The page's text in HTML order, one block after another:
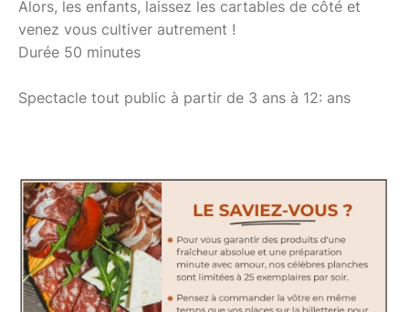
Alors, les enfants, laissez les cartables de côté et
venez vous cultiver autrement !
Durée 50 minutes
Spectacle tout public à partir de 3 ans à 12: ans